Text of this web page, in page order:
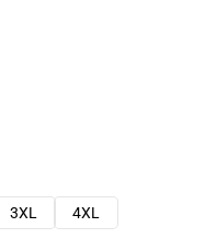
3XL
4XL